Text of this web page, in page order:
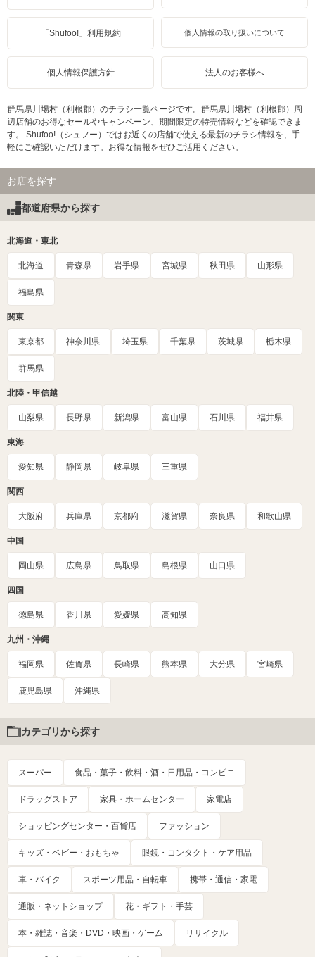
「Shufoo!」利用規約 個人情報の取り扱いについて
個人情報保護方針 法人のお客様へ
群馬県川場村（利根郡）のチラシ一覧ページです。群馬県川場村（利根郡）周
辺店舗のお得なセールやキャンペーン、期間限定の特売情報などを確認できま
す。 Shufoo!（シュフー）ではお近くの店舗で使える最新のチラシ情報を、手
軽にご確認いただけます。お得な情報をぜひご活用ください。
お店を探す
都道府県から探す
北海道・東北
北海道 青森県 岩手県 宮城県 秋田県 山形県
福島県
関東
東京都 神奈川県 埼玉県 千葉県 茨城県 栃木県
群馬県
北陸・甲信越
山梨県 長野県 新潟県 富山県 石川県 福井県
東海
愛知県 静岡県 岐阜県 三重県
関西
大阪府 兵庫県 京都府 滋賀県 奈良県 和歌山県
中国
岡山県 広島県 鳥取県 島根県 山口県
四国
徳島県 香川県 愛媛県 高知県
九州・沖縄
福岡県 佐賀県 長崎県 熊本県 大分県 宮崎県
鹿児島県 沖縄県
カテゴリから探す
スーパー 食品・菓子・飲料・酒・日用品・コンビニ
ドラッグストア 家具・ホームセンター 家電店
ショッピングセンター・百貨店 ファッション
キッズ・ベビー・おもちゃ 眼鏡・コンタクト・ケア用品
車・バイク スポーツ用品・自転車 携帯・通信・家電
通販・ネットショップ 花・ギフト・手芸
本・雑誌・音楽・DVD・映画・ゲーム リサイクル